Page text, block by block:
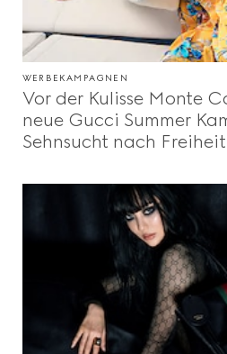
WERBEKAMPAGNEN
Vor der Kulisse Monte
neue Gucci Summer
Sehnsucht nach